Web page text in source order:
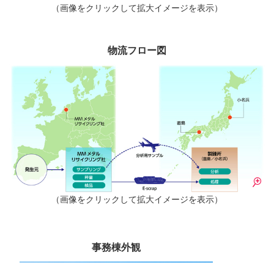
（画像をクリックして拡大イメージを表示）
物流フロー図
（画像をクリックして拡大イメージを表示）
事務棟外観